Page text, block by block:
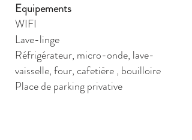
Equipements
WIFI
Lave-linge
Réfrigérateur, micro-onde, lave-
vaisselle, four, cafetière , bouilloire
Place de parking privative